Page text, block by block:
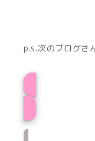
p.s.次のブログさ